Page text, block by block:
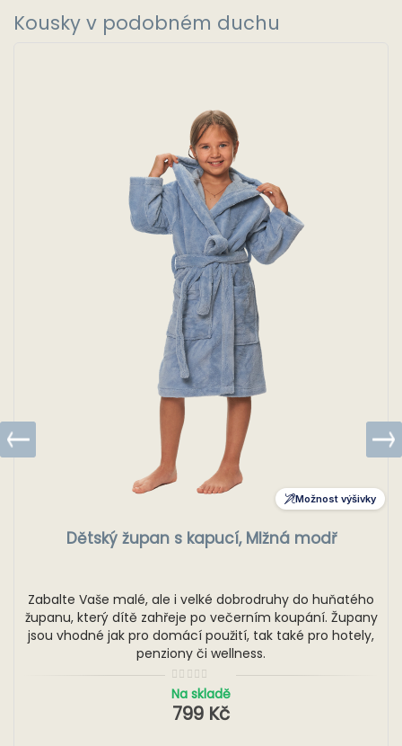
Kousky v podobném duchu
Možnost výšivky
Dětský župan s kapucí, Mlžná modř
Zabalte Vaše malé, ale i velké dobrodruhy do huňatého
županu, který dítě zahřeje po večerním koupání. Župany
jsou vhodné jak pro domácí použití, tak také pro hotely,
penziony či wellness.
Na skladě
799 Kč